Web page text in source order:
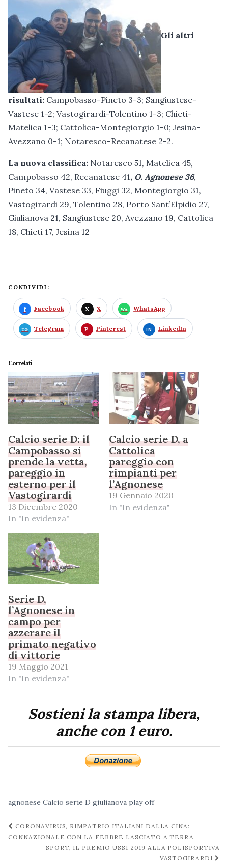
Gli altri
risultati: Campobasso-Pineto 3-3; Sangiustese-
Vastese 1-2; Vastogirardi-Tolentino 1-3; Chieti-
Matelica 1-3; Cattolica-Montegiorgio 1-0; Jesina-
Avezzano 0-1; Notaresco-Recanatese 2-2.
La nuova classifica: Notaresco 51, Matelica 45,
Campobasso 42, Recanatese 41, O. Agnonese 36,
Pineto 34, Vastese 33, Fiuggi 32, Montegiorgio 31,
Vastogirardi 29, Tolentino 28, Porto Sant’Elpidio 27,
Giulianova 21, Sangiustese 20, Avezzano 19, Cattolica
18, Chieti 17, Jesina 12
CONDIVIDI:
Facebook X WhatsApp
Telegram Pinterest LinkedIn
Correlati
Calcio serie D: il
Campobasso si
prende la vetta,
pareggio in
esterno per il
Vastogirardi
13 Dicembre 2020
In "In evidenza"
Calcio serie D, a
Cattolica
pareggio con
rimpianti per
l’Agnonese
19 Gennaio 2020
In "In evidenza"
Serie D,
l’Agnonese in
campo per
azzerare il
primato negativo
di vittorie
19 Maggio 2021
In "In evidenza"
Sostieni la stampa libera,
anche con 1 euro.
agnonese Calcio serie D giulianova play off
Navigazione
post
CORONAVIRUS, RIMPATRIO ITALIANI DALLA CINA:
CONNAZIONALE CON LA FEBBRE LASCIATO A TERRA
SPORT, IL PREMIO USSI 2019 ALLA POLISPORTIVA
VASTOGIRARDI